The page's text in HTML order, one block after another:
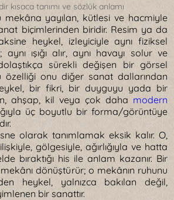
kısaca tanımı ve sözlük anlamı
yayılan, kütlesi ve hacmiyle
biçimlerinden biridir. Resim ya da
heykel, izleyiciyle aynı fiziksel
ışığı alır, aynı havayı solur ve
sürekli değişen bir görsel
özelliği onu diğer sanat dallarından
bir fikri, bir duyguyu yada bir
ahşap, kil veya çok daha modern
üç boyutlu bir forma/görüntüye
olarak tanımlamak eksik kalır. O,
gölgesiyle, ağırlığıyla ve hatta
bıraktığı his ile anlam kazanır. Bir
dönüştürür; o mekânın ruhunu
heykel, yalnızca bakılan değil,
bir sanattır.